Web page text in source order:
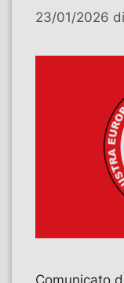
23/01/2026 di